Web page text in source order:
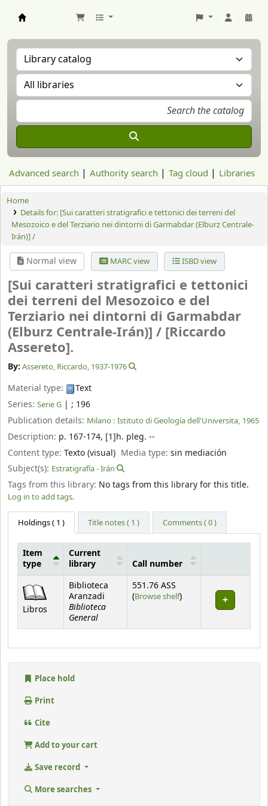
Advanced search Authority search Tag cloud Libraries
Home
Details for: [Sui caratteri stratigrafici e tettonici dei terreni del
Mesozoico e del Terziario nei dintorni di Garmabdar (Elburz Centrale-
Irán)] /
Normal view MARC view ISBD view
[Sui caratteri stratigrafici e tettonici
dei terreni del Mesozoico e del
Terziario nei dintorni di Garmabdar
(Elburz Centrale-Irán)] / [Riccardo
Assereto].
By: Assereto, Riccardo, 1937-1976
Material type:
Text
Series: Serie G | ; 196
Publication details: Milano : Istituto di Geología dell'Universita, 1965
Description: p. 167-174, [1]h. pleg. --
Content type: Texto (visual) Media type:sin mediación
Subject(s): Estratigrafía - Irán
Tags from this library: No tags from this library for this title.
Log in to add tags.
Holdings( 1 ) Title notes ( 1 ) Comments ( 0 )
Holdings
Item
type
Current
library
Call number
Libros
Biblioteca
Aranzadi
Biblioteca
General
551.76 ASS
(Browse shelf(Opens below)
)
Place hold
Print
Cite
Add to your cart
Save record
More searches